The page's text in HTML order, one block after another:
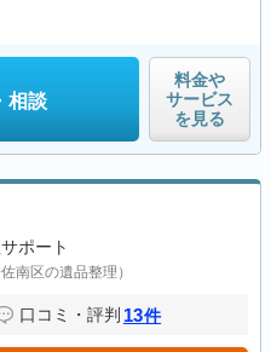
相談
料金や
サービス
を見る
ポート
南区の遺品整理）
口コミ・評判 13件